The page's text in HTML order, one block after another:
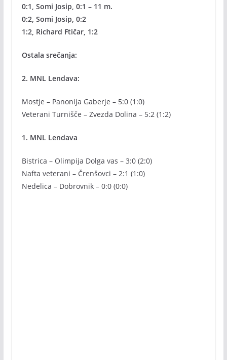
0:1, Somi Josip, 0:1 – 11 m.
0:2, Somi Josip, 0:2
1:2, Richard Ftičar, 1:2
Ostala srečanja:
2. MNL Lendava:
Mostje – Panonija Gaberje – 5:0 (1:0)
Veterani Turnišče – Zvezda Dolina – 5:2 (1:2)
1. MNL Lendava
Bistrica – Olimpija Dolga vas – 3:0 (2:0)
Nafta veterani – Črenšovci – 2:1 (1:0)
Nedelica – Dobrovnik – 0:0 (0:0)